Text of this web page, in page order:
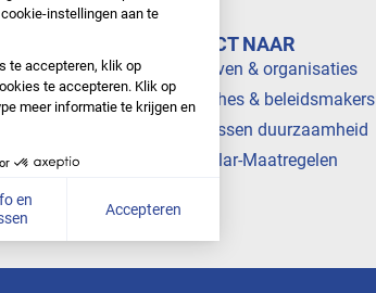
DIRECT NAAR
Bedrijven & organisaties
Branches & beleidsmakers
Cursussen duurzaamheid
Stimular-Maatregelen